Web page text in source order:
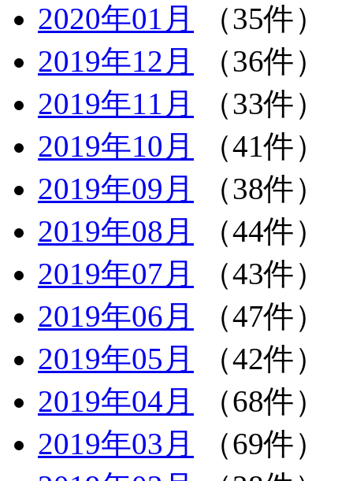
2020年01月
（35件）
2019年12月
（36件）
2019年11月
（33件）
2019年10月
（41件）
2019年09月
（38件）
2019年08月
（44件）
2019年07月
（43件）
2019年06月
（47件）
2019年05月
（42件）
2019年04月
（68件）
2019年03月
（69件）